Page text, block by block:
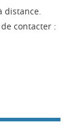
distance.
contacter :